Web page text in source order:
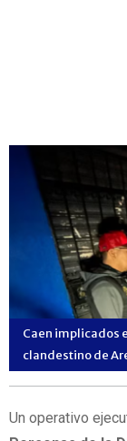
Caen implicados
clandestino de
Un operativo